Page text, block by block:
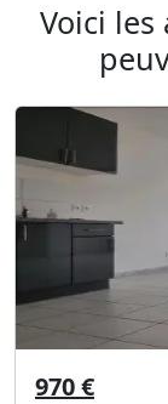
Voici
970 €